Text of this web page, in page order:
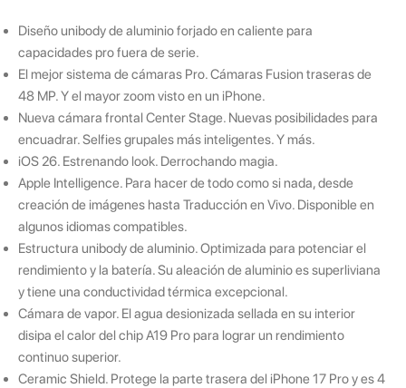
Diseño unibody de aluminio forjado en caliente para
capacidades pro fuera de serie.
El mejor sistema de cámaras Pro. Cámaras Fusion traseras de
48 MP. Y el mayor zoom visto en un iPhone.
Nueva cámara frontal Center Stage. Nuevas posibilidades para
encuadrar. Selfies grupales más inteligentes. Y más.
iOS 26. Estrenando look. Derrochando magia.
Apple Intelligence. Para hacer de todo como si nada, desde
creación de imágenes hasta Traducción en Vivo. Disponible en
algunos idiomas compatibles.
Estructura unibody de aluminio. Optimizada para potenciar el
rendimiento y la batería. Su aleación de aluminio es superliviana
y tiene una conductividad térmica excepcional.
Cámara de vapor. El agua desionizada sellada en su interior
disipa el calor del chip A19 Pro para lograr un rendimiento
continuo superior.
Ceramic Shield. Protege la parte trasera del iPhone 17 Pro y es 4